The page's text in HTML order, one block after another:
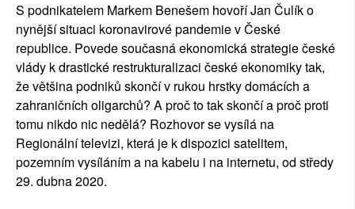
S podnikatelem Markem Benešem hovoří Jan Čulík o
nynější situaci koronavirové pandemie v České
republice. Povede současná ekonomická strategie české
vlády k drastické restrukturalizaci české ekonomiky tak,
že většina podniků skončí v rukou hrstky domácích a
zahraničních oligarchů? A proč to tak skončí a proč proti
tomu nikdo nic nedělá? Rozhovor se vysílá na
Regionální televizi, která je k dispozici satelitem,
pozemním vysíláním a na kabelu i na internetu, od středy
29. dubna 2020.